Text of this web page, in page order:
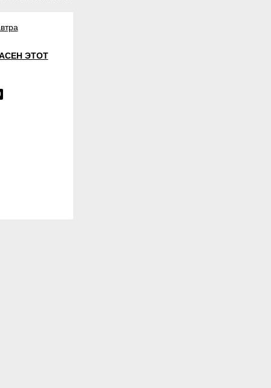
ЭТОТ